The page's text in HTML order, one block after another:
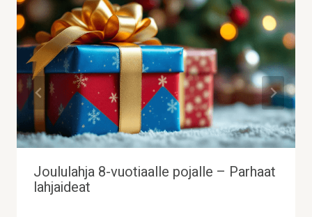
Joululahja 8-vuotiaalle pojalle – Parhaat
lahjaideat